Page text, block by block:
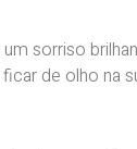
sorriso
de olho na